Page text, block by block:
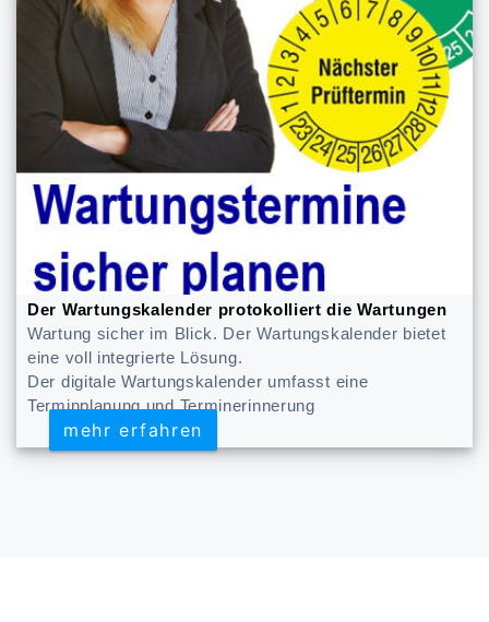
Der Wartungskalender protokolliert die Wartungen
Wartung sicher im Blick. Der Wartungskalender bietet
eine voll integrierte Lösung.
Der digitale Wartungskalender umfasst eine
Terminplanung und Terminerinnerung
mehr erfahren
mehr erfahren